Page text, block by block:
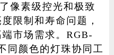
像素级控光和极致
限制和寿命问题，
市场需求。RGB-
同颜色的灯珠协同工